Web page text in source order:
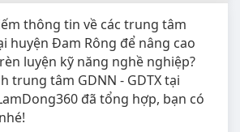
thông tin về các trung tâm
huyện Đam Rông để nâng cao
luyện kỹ năng nghề nghiệp?
trung tâm GDNN - GDTX tại
đã tổng hợp, bạn có